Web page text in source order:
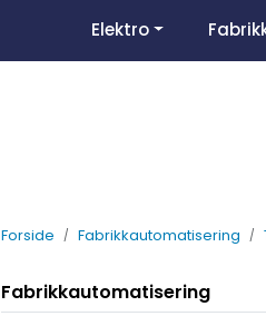
Elektro
Forside Fabrikkautomatisering
Fabrikkautomatisering